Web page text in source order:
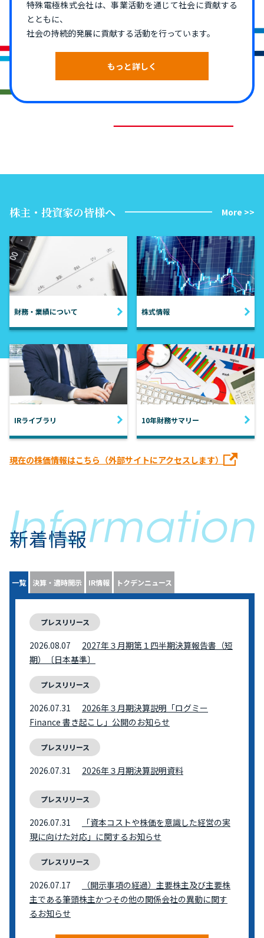
特殊電極株式会社は、事業活動を通じて社会に貢献する
とともに、
社会の持続的発展に貢献する活動を行っています。
もっと詳しく
株主・投資家の皆様へ More >>
財務・業績について 株式情報
IRライブラリ 10年財務サマリー
現在の株価情報はこちら（外部サイトにアクセスします）
新着情報
一覧 決算・適時開示 IR情報 トクデンニュース
プレスリリース
2026.08.07
2027年３月期第１四半期決算報告書（短
期）〔日本基準〕
プレスリリース
2026.07.31
2026年３月期決算説明「ログミー
Finance 書き起こし」公開のお知らせ
プレスリリース
2026.07.31 2026年３月期決算説明資料
プレスリリース
2026.07.31
「資本コストや株価を意識した経営の実
現に向けた対応」に関するお知らせ
プレスリリース
2026.07.17
（開示事項の経過）主要株主及び主要株
主である筆頭株主かつその他の関係会社の異動に関す
るお知らせ